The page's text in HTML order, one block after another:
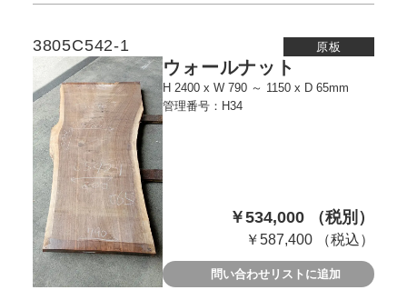
3805C542-1 原板
ウォールナット
H 2400 x W 790 ～ 1150 x D 65mm
管理番号：H34
￥534,000 （税別）
￥587,400 （税込）
問い合わせリストに追加